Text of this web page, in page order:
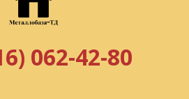
062-42-80